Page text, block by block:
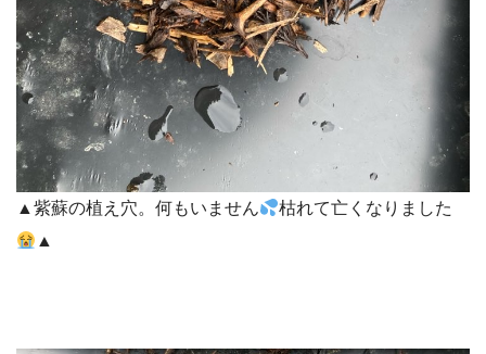
▲紫蘇の植え穴。何もいません
枯れて亡くなりました
▲